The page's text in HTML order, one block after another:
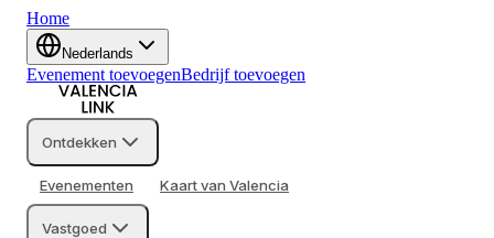
Home
Nederlands
Evenement toevoegenBedrijf toevoegen
Ontdekken
Evenementen Kaart van Valencia
Vastgoed